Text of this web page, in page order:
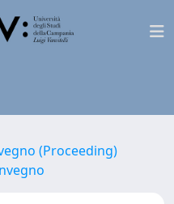
(Proceeding)